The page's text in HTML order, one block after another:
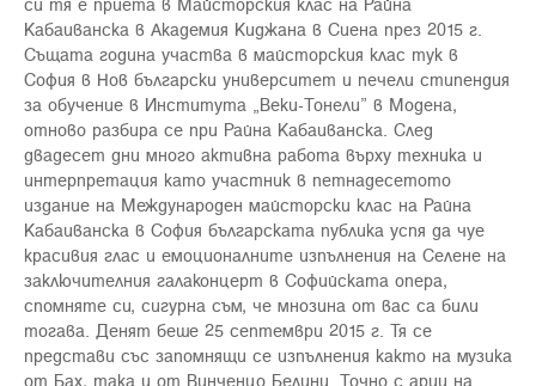
Кабаиванска в Академия Киджана в Сиена през 2015 г.
Същата година участва в майсторския клас тук в
София в Нов български университет и печели стипендия
за обучение в Института „Веки-Тонели” в Модена,
отново разбира се при Райна Кабаиванска. След
двадесет дни много активна работа върху техника и
интерпретация като участник в петнадесетото
издание на Международен майсторски клас на Райна
Кабаиванска в София българската публика успя да чуе
красивия глас и емоционалните изпълнения на Селене на
заключителния галаконцерт в Софийската опера,
спомняте си, сигурна съм, че мнозина от вас са били
тогава. Денят беше 25 септември 2015 г. Тя се
представи със запомнящи се изпълнения както на музика
от Бах, така и от Винченцо Белини. Точно с арии на